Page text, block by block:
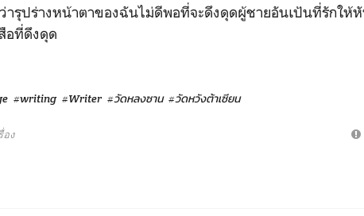
ารุปร่างหน้าตาของฉันไม่ดีพอที่จะดึงดุดผู้ชายอันเป้นที่รักให้
อที่ดึงดุด
#writing #Writer #วัดหลงซาน #วัดหวังต้าเซียน
อง